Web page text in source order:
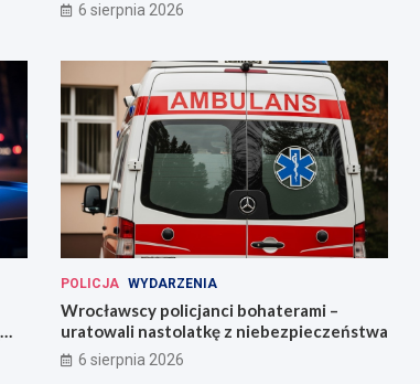
6 sierpnia 2026
POLICJA WYDARZENIA
Wrocławscy policjanci bohaterami –
uratowali nastolatkę z niebezpieczeństwa
6 sierpnia 2026